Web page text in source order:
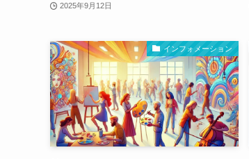
2025年9月12日
インフォメーション